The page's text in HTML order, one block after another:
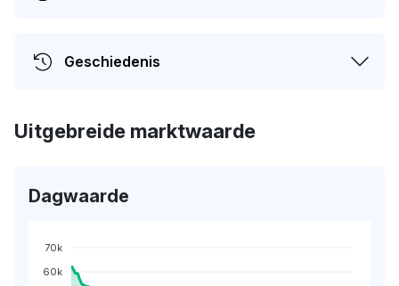
Geschiedenis
Uitgebreide marktwaarde
Dagwaarde
70k
60k